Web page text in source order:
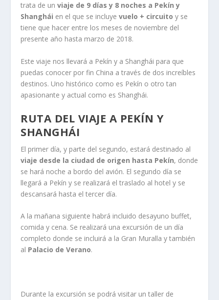
trata de unviaje de 9 días y 8 noches a Pekín y
Shanghái en el que se incluyevuelo + circuitoy se
tiene que hacer entre los meses de noviembre del
presente año hasta marzo de 2018.
Este viaje nos llevará a Pekín y a Shanghái para que
puedas conocer por fin China a través de dos increíbles
destinos. Uno histórico como es Pekín o otro tan
apasionante y actual como es Shanghái.
RUTA DEL VIAJE A PEKÍN Y
SHANGHÁI
El primer día, y parte del segundo, estará destinado al
viaje desde la ciudad de origen hasta Pekín, donde
se hará noche a bordo del avión. El segundo día se
llegará a Pekín y se realizará el traslado al hotel y se
descansará hasta el tercer día.
A la mañana siguiente habrá incluido desayuno buffet,
comida y cena. Se realizará una excursión de un día
completo donde se incluirá a la Gran Muralla y también
al Palacio de Verano.
Durante la excursión se podrá visitar un taller de